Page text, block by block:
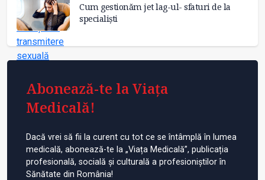
Cum gestionăm jet lag-ul- sfaturi de la
specialiști
Abonează-te la Viața
Medicală!
Dacă vrei să fii la curent cu tot ce se întâmplă în lumea
medicală, abonează-te la „Viața Medicală”, publicația
profesională, socială și culturală a profesioniștilor în
Sănătate din România!